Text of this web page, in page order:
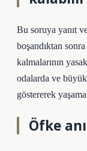
Bu soruya yanıt
boşandıktan
kalmalarının
odalarda ve
göstererek
Öfke